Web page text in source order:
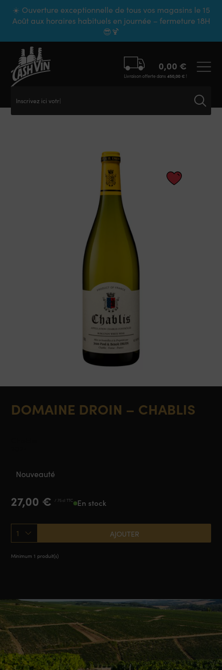
☀️ Ouverture exceptionnelle de tous vos magasins le 15
Août aux horaires habituels en journée – fermeture 18H
😎🍹
Inscrivez ici votre
0,00 €
Livraison offerte dans450,00 €!
DOMAINE DROIN – CHABLIS
27,00 € / 75 cl TTC En stock
1 AJOUTER
Minimum 1 produit(s)
Nouveauté
Panneau de gestion des cookies